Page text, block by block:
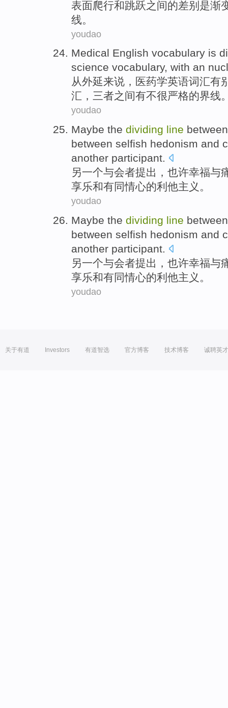
表面爬行和跳跃之间的差别是渐
线 。
youdao
Medical English vocabulary is
science vocabulary, with an
从外延来说， 医药学英语词汇有
汇，三者之间有不很严格的界线
youdao
Maybe the dividing line
between selfish hedonism and
another participant.
另一个与会者提出 ， 也许幸福与
享乐和有同情心的利他主义 。
youdao
Maybe the dividing line
between selfish hedonism and
another participant.
另一个与会者提出 ， 也许幸福与
享乐和有同情心的利他主义 。
youdao
关于有道 Investors 有道智选 官方博客 技术博客 诚聘英才